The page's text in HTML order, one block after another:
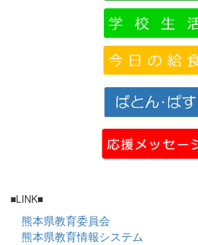
■LINK■
熊本県教育委員会
熊本県教育情報システム